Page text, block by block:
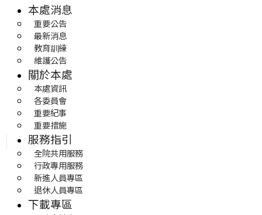
本處消息
重要公告
最新消息
教育訓練
維護公告
關於本處
本處資訊
各委員會
重要紀事
重要措施
服務指引
全院共用服務
行政專用服務
新進人員專區
退休人員專區
下載專區